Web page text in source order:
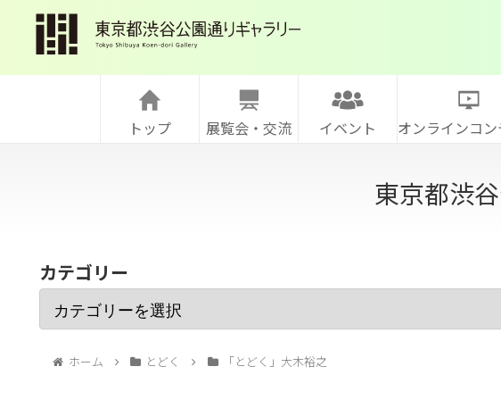
トップ 展覧会・交流 イベント オンラインコ
東京都渋
カテゴリー
ホーム とどく 「とどく」大木裕之